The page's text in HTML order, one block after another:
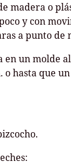
madera o
y con
a punto de
en un molde
o hasta que